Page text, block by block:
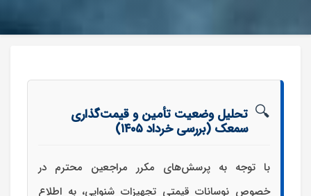
🔍 تحلیل وضعیت تأمین و قیمت‌گذاری
سمعک (بررسی خرداد ۱۴۰۵)
با توجه به پرسش‌های مکرر مراجعین محترم در
خصوص نوسانات قیمتی تجهیزات شنوایی، به اطلاع